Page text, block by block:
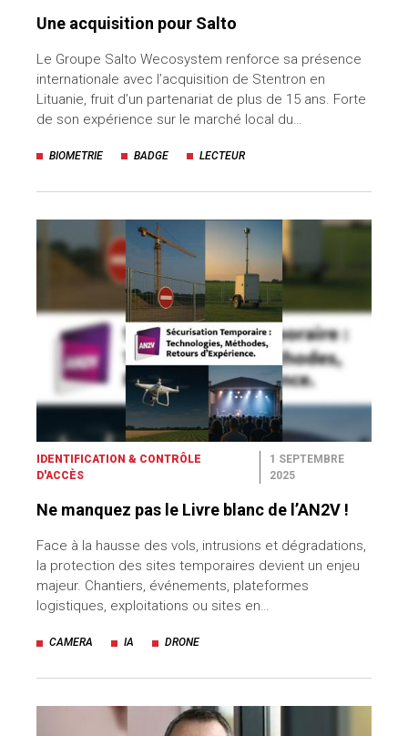
Une acquisition pour Salto
Le Groupe Salto Wecosystem renforce sa présence
internationale avec l’acquisition de Stentron en
Lituanie, fruit d’un partenariat de plus de 15 ans. Forte
de son expérience sur le marché local du…
BIOMETRIE BADGE LECTEUR
IDENTIFICATION & CONTRÔLE
D'ACCÈS
1 SEPTEMBRE
2025
Ne manquez pas le Livre blanc de l’AN2V !
Face à la hausse des vols, intrusions et dégradations,
la protection des sites temporaires devient un enjeu
majeur. Chantiers, événements, plateformes
logistiques, exploitations ou sites en…
CAMERA IA DRONE